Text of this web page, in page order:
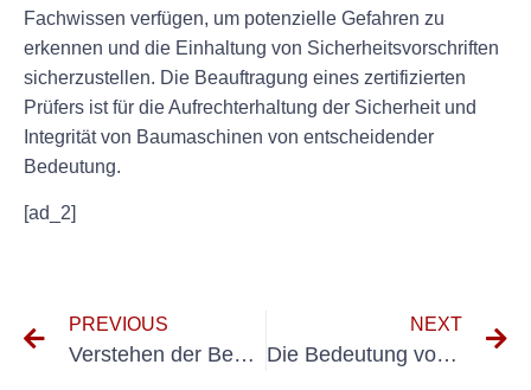
Fachwissen verfügen, um potenzielle Gefahren zu
erkennen und die Einhaltung von Sicherheitsvorschriften
sicherzustellen. Die Beauftragung eines zertifizierten
Prüfers ist für die Aufrechterhaltung der Sicherheit und
Integrität von Baumaschinen von entscheidender
Bedeutung.
[ad_2]
PREVIOUS
Verstehen der Bedeutung von DIN VDE 0701-702 bei der Prüfung der elektrischen Sicherheit
NEXT
Die Bedeutung von VDE 100 600 für die elektrische Sicherheit verstehen